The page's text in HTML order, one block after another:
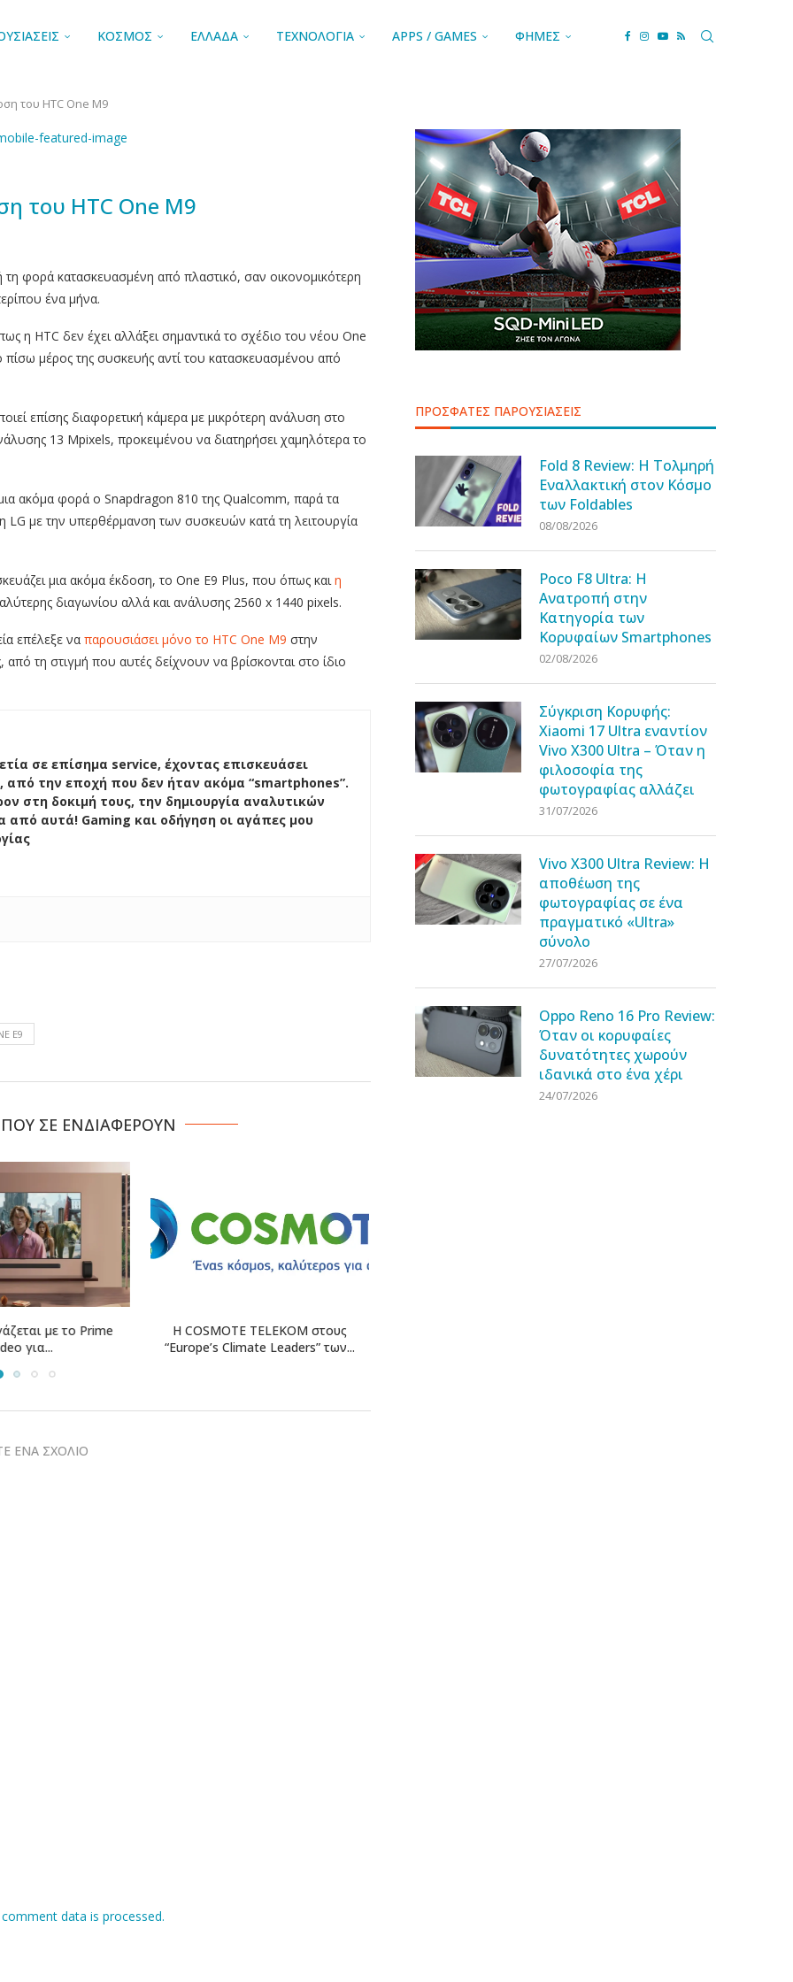
ΚΟΣΜΟΣ ΕΛΛΑΔΑ ΤΕΧΝΟΛΟΓΙΑ APPS / GAMES ΦΗΜΕΣ
του HTC One M9
του HTC One M9
τη φορά κατασκευασμένη από πλαστικό, σαν οικονομικότερη
ένα μήνα.
η HTC δεν έχει αλλάξει σημαντικά το σχέδιο του νέου One
μέρος της συσκευής αντί του κατασκευασμένου από
επίσης διαφορετική κάμερα με μικρότερη ανάλυση στο
13 Mpixels, προκειμένου να διατηρήσει χαμηλότερα το
ακόμα φορά ο Snapdragon 810 της Qualcomm, παρά τα
LG με την υπερθέρμανση των συσκευών κατά τη λειτουργία
μια ακόμα έκδοση, το One E9 Plus, που όπως καιη
διαγωνίου αλλά και ανάλυσης 2560 x 1440 pixels.
επέλεξε να παρουσιάσει μόνο το HTC One M9 στην
τη στιγμή που αυτές δείχνουν να βρίσκονται στο ίδιο
σε επίσημα service, έχοντας επισκευάσει
από την εποχή που δεν ήταν ακόμα “smartphones”.
στη δοκιμή τους, την δημιουργία αναλυτικών
από αυτά! Gaming και οδήγηση οι αγάπες μου
E9
ΣΕ ΕΝΔΙΑΦΕΡΟΥΝ
TELEKOM στους
Leaders” των...
Η Revolut Bank λαμβάνει την
έγκριση της Τράπεζας...
ΕΝΑ ΣΧΟΛΙΟ
data is processed.
ΠΡΟΣΦΑΤΕΣ ΠΑΡΟΥΣΙΑΣΕΙΣ
Fold 8 Review: Η Τολμηρή
Εναλλακτική στον Κόσμο
των Foldables
08/08/2026
Poco F8 Ultra: Η
Ανατροπή στην
Κατηγορία των
Κορυφαίων Smartphones
02/08/2026
Σύγκριση Κορυφής:
Xiaomi 17 Ultra εναντίον
Vivo X300 Ultra – Όταν η
φιλοσοφία της
φωτογραφίας αλλάζει
31/07/2026
Vivo X300 Ultra Review: Η
αποθέωση της
φωτογραφίας σε ένα
πραγματικό «Ultra»
σύνολο
27/07/2026
Oppo Reno 16 Pro Review:
Όταν οι κορυφαίες
δυνατότητες χωρούν
ιδανικά στο ένα χέρι
24/07/2026